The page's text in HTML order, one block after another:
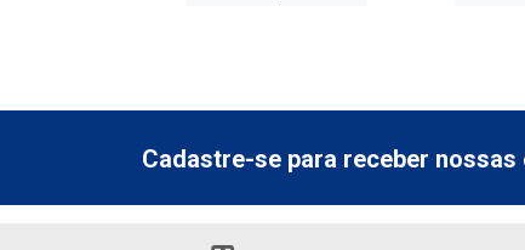
Cadastre-se para receber